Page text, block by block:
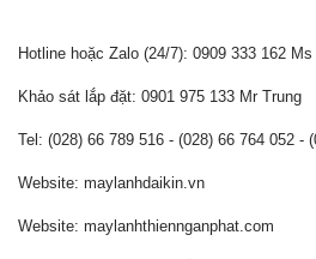
Hotline hoặc Zalo (24/7): 0909 333 162 Ms
Khảo sát lắp đặt: 0901 975 133 Mr Trung
Tel: (028) 66 789 516 - (028) 66 764 052 -
Website: maylanhdaikin.vn
Website: maylanhthiennganphat.com